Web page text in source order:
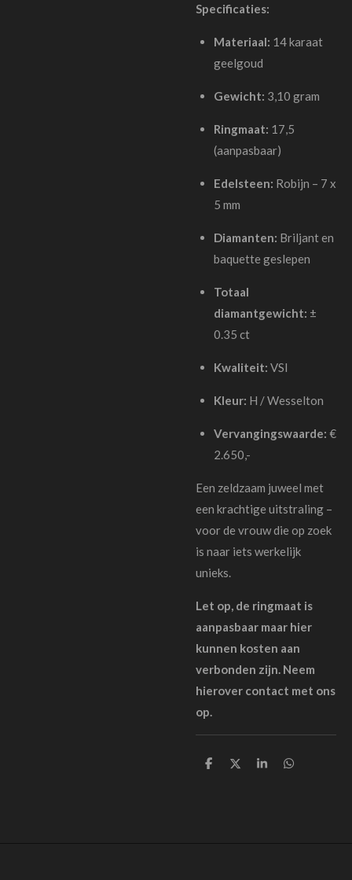
Specificaties:
Materiaal: 14 karaat
geelgoud
Gewicht: 3,10 gram
Ringmaat: 17,5
(aanpasbaar)
Edelsteen: Robijn – 7 x
5 mm
Diamanten: Briljant en
baquette geslepen
Totaal
diamantgewicht: ±
0.35 ct
Kwaliteit: VSI
Kleur: H / Wesselton
Vervangingswaarde: €
2.650,-
Een zeldzaam juweel met
een krachtige uitstraling –
voor de vrouw die op zoek
is naar iets werkelijk
unieks.
Let op, de ringmaat is
aanpasbaar maar hier
kunnen kosten aan
verbonden zijn. Neem
hierover contact met ons
op.
D
D
S
D